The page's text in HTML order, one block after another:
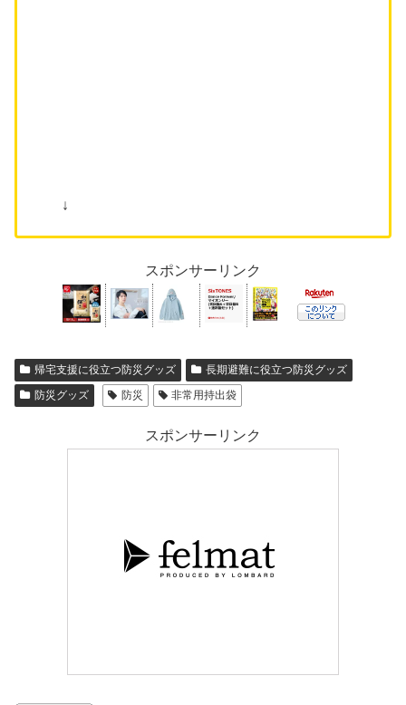
↓
スポンサーリンク
帰宅支援に役立つ防災グッズ
長期避難に役立つ防災グッズ
防災グッズ
防災 非常用持出袋
スポンサーリンク